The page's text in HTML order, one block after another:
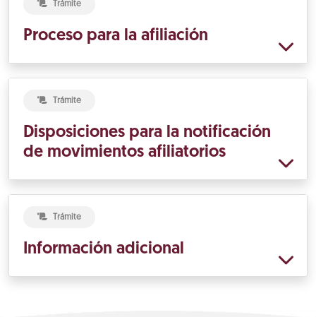
Trámite
Proceso para la afiliación
Trámite
Disposiciones para la notificación
de movimientos afiliatorios
Trámite
Información adicional